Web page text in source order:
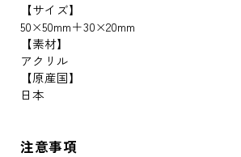
【サイズ】
50×50mm＋30×20mm
【素材】
アクリル
【原産国】
日本
注意事項